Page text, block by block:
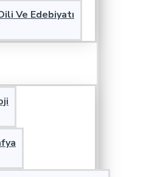
Ve Edebiyatı